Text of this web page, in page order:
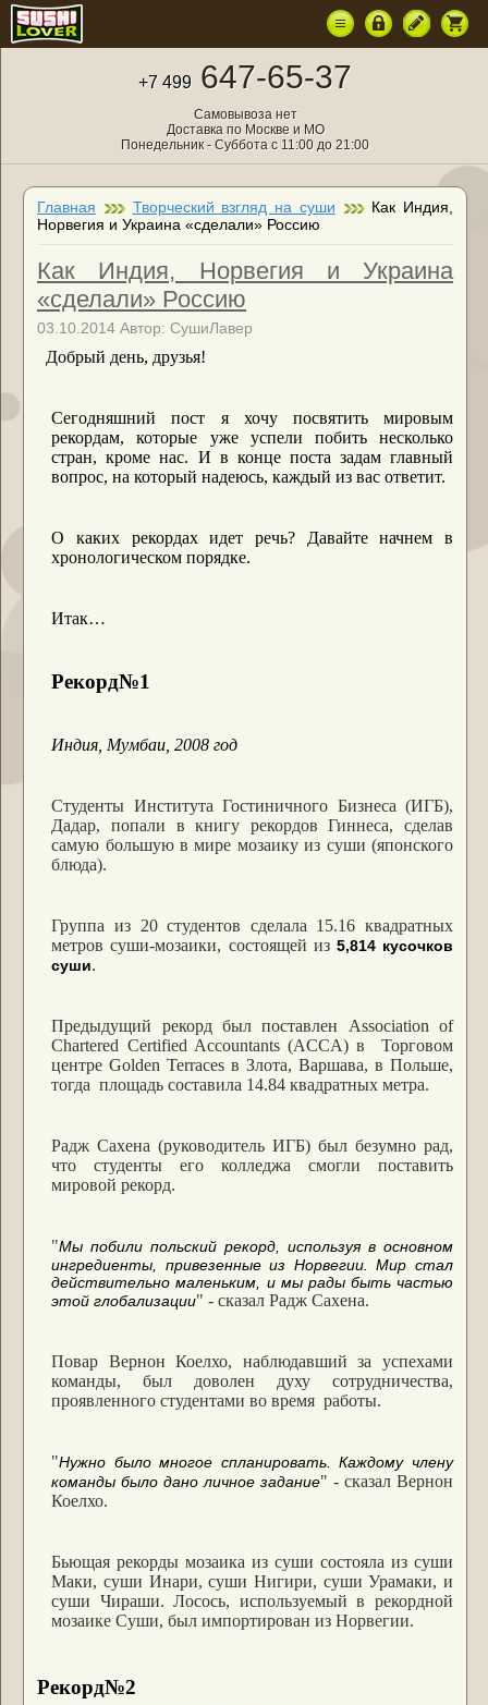
+7 499 647-65-37
Самовывоза нет
Доставка по Москве и МО
Понедельник - Суббота с 11:00 до 21:00
Главная Творческий взгляд на суши
Как Индия,
Норвегия и Украина «сделали» Россию
Как Индия, Норвегия и Украина
«сделали» Россию
03.10.2014 Автор: СушиЛавер
Добрый день, друзья!
Сегодняшний пост я хочу посвятить мировым
рекордам, которые уже успели побить несколько
стран, кроме нас. И в конце поста задам главный
вопрос, на который надеюсь, каждый из вас ответит.
О каких рекордах идет речь? Давайте начнем в
хронологическом порядке.
Итак…
Рекорд№1
Индия, Мумбаи, 2008 год
Студенты Института Гостиничного Бизнеса (ИГБ),
Дадар, попали в книгу рекордов Гиннеса, сделав
самую большую в мире мозаику из суши (японского
блюда).
Группа из 20 студентов сделала 15.16 квадратных
метров суши-мозаики, состоящей из 5,814 кусочков
суши.
Предыдущий рекорд был поставлен Association of
Chartered Certified Accountants (ACCA) в Торговом
центре Golden Terraces в Злота, Варшава, в Польше,
тогда площадь составила 14.84 квадратных метра.
Радж Сахена (руководитель ИГБ) был безумно рад,
что студенты его колледжа смогли поставить
мировой рекорд.
"Мы побили польский рекорд, используя в основном
ингредиенты, привезенные из Норвегии. Мир стал
действительно маленьким, и мы рады быть частью
этой глобализации" - сказал Радж Сахена.
Повар Вернон Коелхо, наблюдавший за успехами
команды, был доволен духу сотрудничества,
проявленного студентами во время работы.
"Нужно было многое спланировать. Каждому члену
команды было дано личное задание" - сказал Вернон
Коелхо.
Бьющая рекорды мозаика из суши состояла из суши
Маки, суши Инари, суши Нигири, суши Урамаки, и
суши Чираши. Лосось, используемый в рекордной
мозаике Суши, был импортирован из Норвегии.
Рекорд№2